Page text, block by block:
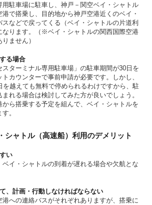
用駐車場に駐車し、神戸－関空ベイ・シャトル
で搭乗し、目的地から神戸空港近くのベイ・
などで戻ってくる（ベイ・シャトルの片道利
なります。（※ベイ・シャトルの関西国際空港
ません）
る場合
スターミナル専用駐車場」の駐車期間が30日を
カウンターで事前申請が必要です。しかし、
を越えても無料で停められるわけですから、駐
れる場合は検討してみた方が良いでしょう。
ら搭乗する予定を組んで、ベイ・シャトルを
。
ャトル（高速船）利用のデメリット
い
イ・シャトルの到着が遅れる場合や欠航とな
、計画・行動しなければならない
への連絡バスがそれぞれありますが、搭乗に